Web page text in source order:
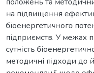
на підвищення
біоенергетичного
підприємств. У межах
сутність
методичні підходи до